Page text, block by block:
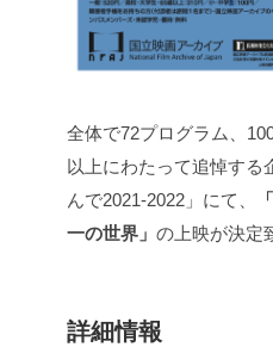
全体で72プログラム、
以上にわたって追悼する
んで2021-2022」にて、
一の世界」 の上映が決定
詳細情報